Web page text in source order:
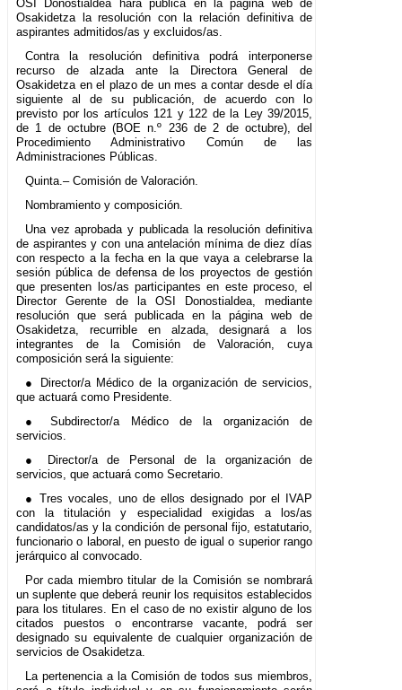
OSI Donostialdea hará pública en la página web de
Osakidetza la resolución con la relación definitiva de
aspirantes admitidos/as y excluidos/as.
Contra la resolución definitiva podrá interponerse
recurso de alzada ante la Directora General de
Osakidetza en el plazo de un mes a contar desde el día
siguiente al de su publicación, de acuerdo con lo
previsto por los artículos 121 y 122 de la Ley 39/2015,
de 1 de octubre (BOE n.º 236 de 2 de octubre), del
Procedimiento Administrativo Común de las
Administraciones Públicas.
Quinta.– Comisión de Valoración.
Nombramiento y composición.
Una vez aprobada y publicada la resolución definitiva
de aspirantes y con una antelación mínima de diez días
con respecto a la fecha en la que vaya a celebrarse la
sesión pública de defensa de los proyectos de gestión
que presenten los/as participantes en este proceso, el
Director Gerente de la OSI Donostialdea, mediante
resolución que será publicada en la página web de
Osakidetza, recurrible en alzada, designará a los
integrantes de la Comisión de Valoración, cuya
composición será la siguiente:
● Director/a Médico de la organización de servicios,
que actuará como Presidente.
● Subdirector/a Médico de la organización de
servicios.
● Director/a de Personal de la organización de
servicios, que actuará como Secretario.
● Tres vocales, uno de ellos designado por el IVAP
con la titulación y especialidad exigidas a los/as
candidatos/as y la condición de personal fijo, estatutario,
funcionario o laboral, en puesto de igual o superior rango
jerárquico al convocado.
Por cada miembro titular de la Comisión se nombrará
un suplente que deberá reunir los requisitos establecidos
para los titulares. En el caso de no existir alguno de los
citados puestos o encontrarse vacante, podrá ser
designado su equivalente de cualquier organización de
servicios de Osakidetza.
La pertenencia a la Comisión de todos sus miembros,